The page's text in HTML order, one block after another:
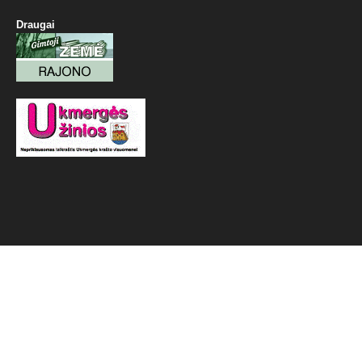
Draugai